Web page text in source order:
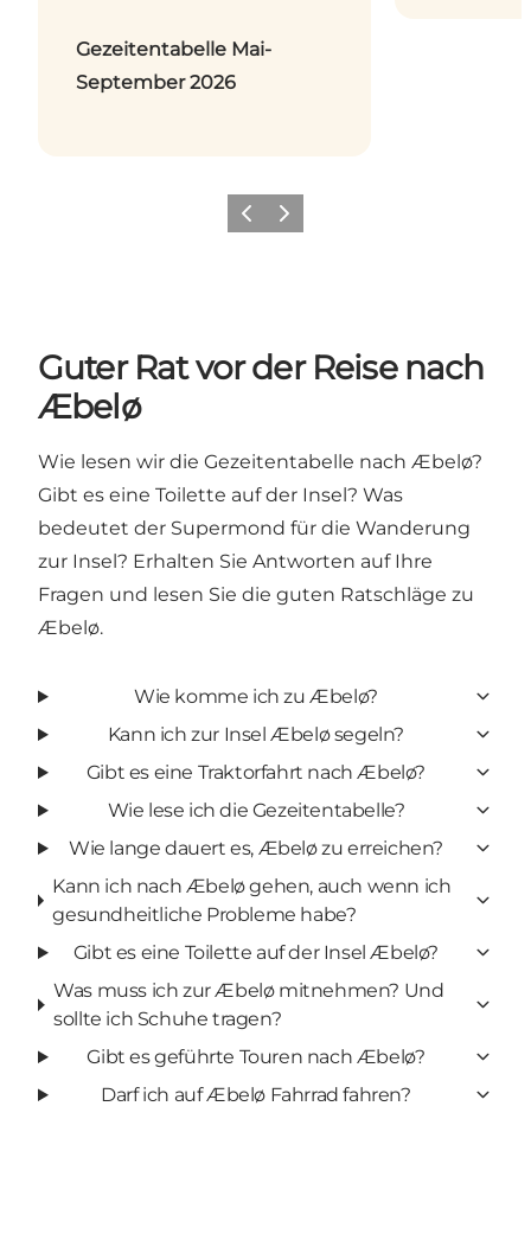
Gezeitentabelle Mai-
September 2026
Vorherige Folie
Nächste Folie
Guter Rat vor der Reise nach
Æbelø
Wie lesen wir die Gezeitentabelle nach Æbelø?
Gibt es eine Toilette auf der Insel? Was
bedeutet der Supermond für die Wanderung
zur Insel? Erhalten Sie Antworten auf Ihre
Fragen und lesen Sie die guten Ratschläge zu
Æbelø.
Wie komme ich zu Æbelø?
Kann ich zur Insel Æbelø segeln?
Gibt es eine Traktorfahrt nach Æbelø?
Wie lese ich die Gezeitentabelle?
Wie lange dauert es, Æbelø zu erreichen?
Kann ich nach Æbelø gehen, auch wenn ich
gesundheitliche Probleme habe?
Gibt es eine Toilette auf der Insel Æbelø?
Was muss ich zur Æbelø mitnehmen? Und
sollte ich Schuhe tragen?
Gibt es geführte Touren nach Æbelø?
Darf ich auf Æbelø Fahrrad fahren?